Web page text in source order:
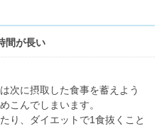
間が長い
次に摂取した食事を蓄えよう
こんでしまいます。
り、ダイエットで1食抜くこと